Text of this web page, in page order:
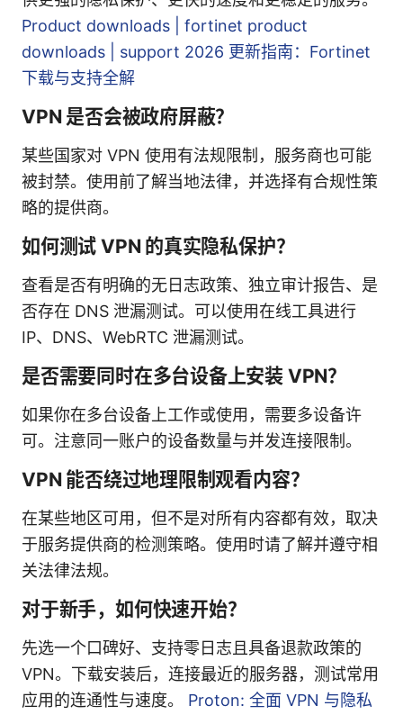
Product downloads | fortinet product
downloads | support 2026 更新指南：Fortinet
下载与支持全解
VPN 是否会被政府屏蔽？
某些国家对 VPN 使用有法规限制，服务商也可能
被封禁。使用前了解当地法律，并选择有合规性策
略的提供商。
如何测试 VPN 的真实隐私保护？
查看是否有明确的无日志政策、独立审计报告、是
否存在 DNS 泄漏测试。可以使用在线工具进行
IP、DNS、WebRTC 泄漏测试。
是否需要同时在多台设备上安装 VPN？
如果你在多台设备上工作或使用，需要多设备许
可。注意同一账户的设备数量与并发连接限制。
VPN 能否绕过地理限制观看内容？
在某些地区可用，但不是对所有内容都有效，取决
于服务提供商的检测策略。使用时请了解并遵守相
关法律法规。
对于新手，如何快速开始？
先选一个口碑好、支持零日志且具备退款政策的
VPN。下载安装后，连接最近的服务器，测试常用
应用的连通性与速度。 Proton: 全面 VPN 与隐私